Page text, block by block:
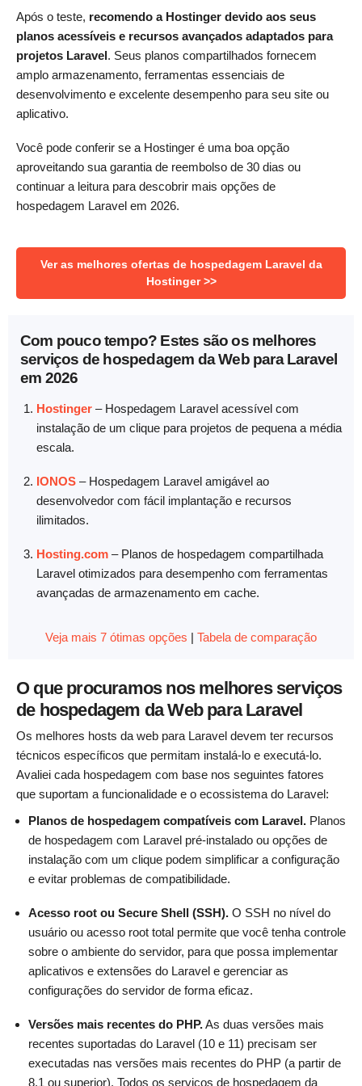
Após o teste, recomendo a Hostinger devido aos seus
planos acessíveis e recursos avançados adaptados para
projetos Laravel. Seus planos compartilhados fornecem
amplo armazenamento, ferramentas essenciais de
desenvolvimento e excelente desempenho para seu site ou
aplicativo.
Você pode conferir se a Hostinger é uma boa opção
aproveitando sua garantia de reembolso de 30 dias ou
continuar a leitura para descobrir mais opções de
hospedagem Laravel em 2026.
Ver as melhores ofertas de hospedagem Laravel da
Hostinger >>
Com pouco tempo? Estes são os melhores
serviços de hospedagem da Web para Laravel
em 2026
Hostinger – Hospedagem Laravel acessível com
instalação de um clique para projetos de pequena a média
escala.
IONOS – Hospedagem Laravel amigável ao
desenvolvedor com fácil implantação e recursos
ilimitados.
Hosting.com – Planos de hospedagem compartilhada
Laravel otimizados para desempenho com ferramentas
avançadas de armazenamento em cache.
Veja mais 7 ótimas opções Tabela de comparação
O que procuramos nos melhores serviços
de hospedagem da Web para Laravel
Os melhores hosts da web para Laravel devem ter recursos
técnicos específicos que permitam instalá-lo e executá-lo.
Avaliei cada hospedagem com base nos seguintes fatores
que suportam a funcionalidade e o ecossistema do Laravel:
Planos de hospedagem compatíveis com Laravel. Planos
de hospedagem com Laravel pré-instalado ou opções de
instalação com um clique podem simplificar a configuração
e evitar problemas de compatibilidade.
Acesso root ou Secure Shell (SSH). O SSH no nível do
usuário ou acesso root total permite que você tenha controle
sobre o ambiente do servidor, para que possa implementar
aplicativos e extensões do Laravel e gerenciar as
configurações do servidor de forma eficaz.
Versões mais recentes do PHP.As duas versões mais
recentes suportadas do Laravel (10 e 11) precisam ser
executadas nas versões mais recentes do PHP (a partir de
8.1 ou superior). Todos os serviços de hospedagem da